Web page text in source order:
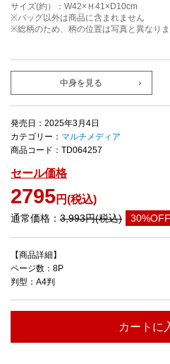
サイズ(約）：W42×Ｈ41×D10cm
※バッグ以外は商品に含まれません
※総柄のため、柄の位置は写真と異なり
中身を見る
発売日：2025年3月4日
カテゴリー： マルチメディア
商品コード：TD064257
セール価格
2795円(税込)
通常価格： 3,993円(税込) 30%OFF
【商品詳細】
ページ数：8P
判型：A4判
カートに